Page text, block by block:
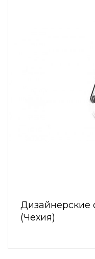
Дизайнерские
(Чехия)